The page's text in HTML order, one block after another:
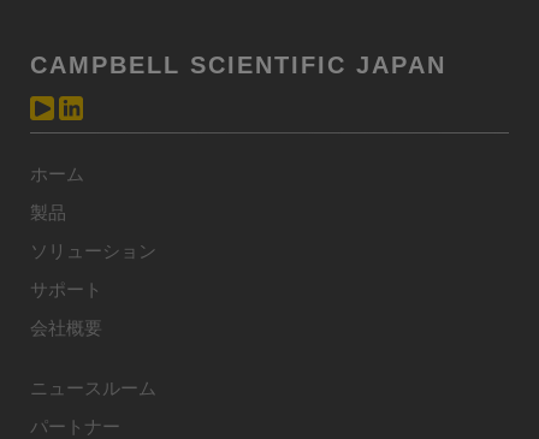
CAMPBELL SCIENTIFIC JAPAN
ホーム
製品
ソリューション
サポート
会社概要
ニュースルーム
パートナー